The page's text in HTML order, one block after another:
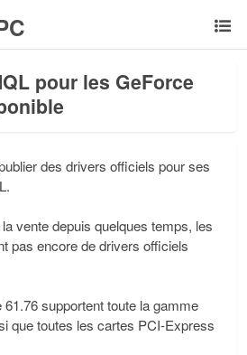
pour les GeForce
des drivers officiels pour ses
vente depuis quelques temps, les
pas encore de drivers officiels
supportent toute la gamme
que toutes les cartes PCI-Express